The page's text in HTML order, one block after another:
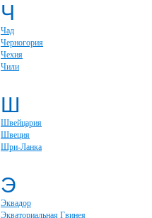
Ч
Чад
Черногория
Чехия
Чили
Ш
Швейцария
Швеция
Шри-Ланка
Э
Эквадор
Экваториальная Гвинея